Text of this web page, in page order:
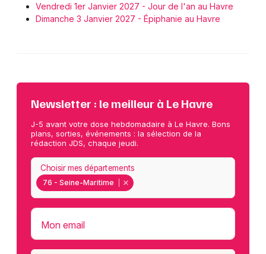
Vendredi 1er Janvier 2027 - Jour de l'an au Havre
Dimanche 3 Janvier 2027 - Épiphanie au Havre
Newsletter : le meilleur à Le Havre
J-5 avant votre dose hebdomadaire à Le Havre. Bons
plans, sorties, événements : la sélection de la
rédaction JDS, chaque jeudi.
76 - Seine-Maritime
Choisir mes départements
Mon email